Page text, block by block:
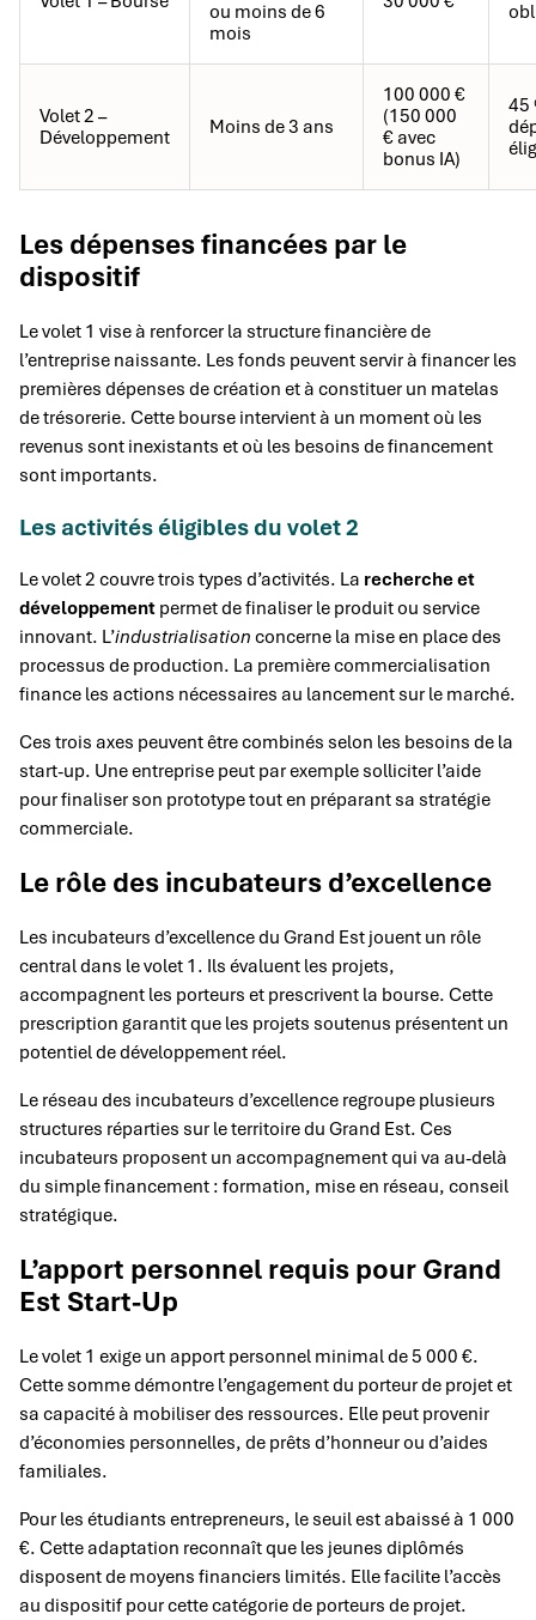
ou moins de 6
mois
Volet 2 –
Développement
Moins de 3 ans
100 000 €
(150 000
€ avec
bonus IA)
45
Les dépenses financées par le
dispositif
Le volet 1 vise à renforcer la structure financière de
l’entreprise naissante. Les fonds peuvent servir à financer les
premières dépenses de création et à constituer un matelas
de trésorerie. Cette bourse intervient à un moment où les
revenus sont inexistants et où les besoins de financement
sont importants.
Les activités éligibles du volet 2
Le volet 2 couvre trois types d’activités. La recherche et
développement permet de finaliser le produit ou service
innovant. L’industrialisation concerne la mise en place des
processus de production. La première commercialisation
finance les actions nécessaires au lancement sur le marché.
Ces trois axes peuvent être combinés selon les besoins de la
start-up. Une entreprise peut par exemple solliciter l’aide
pour finaliser son prototype tout en préparant sa stratégie
commerciale.
Le rôle des incubateurs d’excellence
Les incubateurs d’excellence du Grand Est jouent un rôle
central dans le volet 1. Ils évaluent les projets,
accompagnent les porteurs et prescrivent la bourse. Cette
prescription garantit que les projets soutenus présentent un
potentiel de développement réel.
Le réseau des incubateurs d’excellence regroupe plusieurs
structures réparties sur le territoire du Grand Est. Ces
incubateurs proposent un accompagnement qui va au-delà
du simple financement : formation, mise en réseau, conseil
stratégique.
L’apport personnel requis pour Grand
Est Start-Up
Le volet 1 exige un apport personnel minimal de 5 000 €.
Cette somme démontre l’engagement du porteur de projet et
sa capacité à mobiliser des ressources. Elle peut provenir
d’économies personnelles, de prêts d’honneur ou d’aides
familiales.
Pour les étudiants entrepreneurs, le seuil est abaissé à 1 000
€. Cette adaptation reconnaît que les jeunes diplômés
disposent de moyens financiers limités. Elle facilite l’accès
au dispositif pour cette catégorie de porteurs de projet.